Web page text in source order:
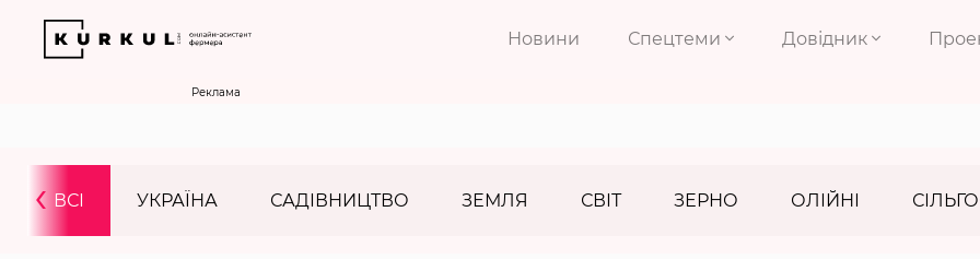
Новини Спецтеми Довідник
Реклама
ВСІ УКРАЇНА САДІВНИЦТВО ЗЕМЛЯ СВІТ ЗЕРНО ОЛІЙНІ
‹